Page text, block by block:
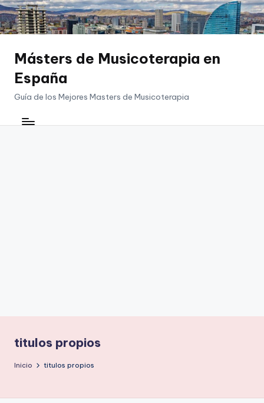
Saltar
contenido
Másters de Musicoterapia en
España
Guía de los Mejores Masters de Musicoterapia
titulos propios
Inicio titulos propios